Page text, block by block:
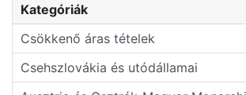
Kategóriák
Csökkenő áras tételek
Csehszlovákia és utódállamai